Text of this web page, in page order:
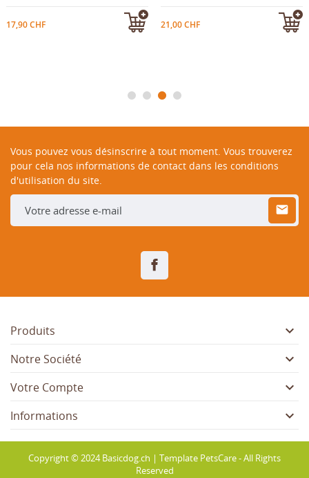
17,90 CHF 21,00 CHF
Vous pouvez vous désinscrire à tout moment. Vous trouverez
pour cela nos informations de contact dans les conditions
d'utilisation du site.
Facebook
Produits 
Notre Société 
Votre Compte 
Informations 
Copyright © 2024 Basicdog.ch | Template PetsCare - All Rights
Reserved